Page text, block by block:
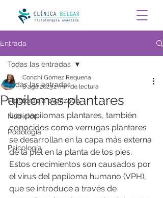
Entrada
Todas las entradas
Fisioterapia avanzada
Nutrición
Podología
Psicología
Todas las entradas
Papilomas plantares
Conchi Gómez Requena
8 ago 20232 min de lectura
Los papilomas plantares, también
conocidos como verrugas plantares
se desarrollan en la capa más externa
de la piel en la planta de los pies.
Estos crecimientos son causados por
el virus del papiloma humano (VPH),
que se introduce a través de